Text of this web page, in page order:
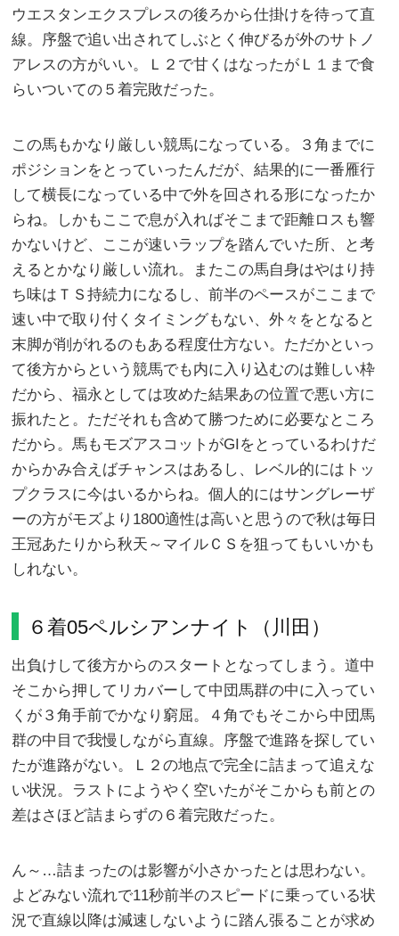
ウエスタンエクスプレスの後ろから仕掛けを待って直
線。序盤で追い出されてしぶとく伸びるが外のサトノ
アレスの方がいい。Ｌ２で甘くはなったがＬ１まで食
らいついての５着完敗だった。
この馬もかなり厳しい競馬になっている。３角までに
ポジションをとっていったんだが、結果的に一番雁行
して横長になっている中で外を回される形になったか
らね。しかもここで息が入ればそこまで距離ロスも響
かないけど、ここが速いラップを踏んでいた所、と考
えるとかなり厳しい流れ。またこの馬自身はやはり持
ち味はＴＳ持続力になるし、前半のペースがここまで
速い中で取り付くタイミングもない、外々をとなると
末脚が削がれるのもある程度仕方ない。ただかといっ
て後方からという競馬でも内に入り込むのは難しい枠
だから、福永としては攻めた結果あの位置で悪い方に
振れたと。ただそれも含めて勝つために必要なところ
だから。馬もモズアスコットがGIをとっているわけだ
からかみ合えばチャンスはあるし、レベル的にはトッ
プクラスに今はいるからね。個人的にはサングレーザ
ーの方がモズより1800適性は高いと思うので秋は毎日
王冠あたりから秋天～マイルＣＳを狙ってもいいかも
しれない。
６着05ペルシアンナイト（川田）
出負けして後方からのスタートとなってしまう。道中
そこから押してリカバーして中団馬群の中に入ってい
くが３角手前でかなり窮屈。４角でもそこから中団馬
群の中目で我慢しながら直線。序盤で進路を探してい
たが進路がない。Ｌ２の地点で完全に詰まって追えな
い状況。ラストにようやく空いたがそこからも前との
差はさほど詰まらずの６着完敗だった。
ん～…詰まったのは影響が小さかったとは思わない。
よどみない流れで11秒前半のスピードに乗っている状
況で直線以降は減速しないように踏ん張ることが求め